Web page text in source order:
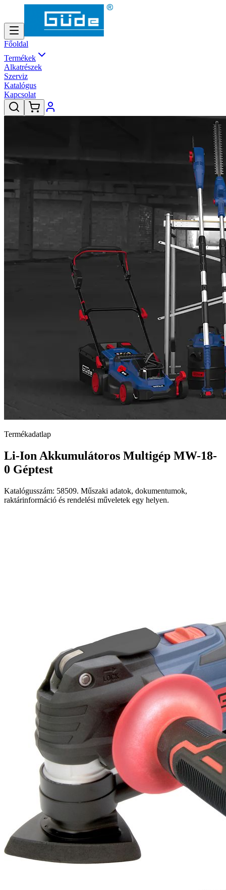
Főoldal
Termékek
Alkatrészek
Szerviz
Katalógus
Kapcsolat
Termékadatlap
Li-Ion Akkumulátoros Multigép MW-18-
0 Géptest
Katalógusszám: 58509. Műszaki adatok, dokumentumok,
raktárinformáció és rendelési műveletek egy helyen.